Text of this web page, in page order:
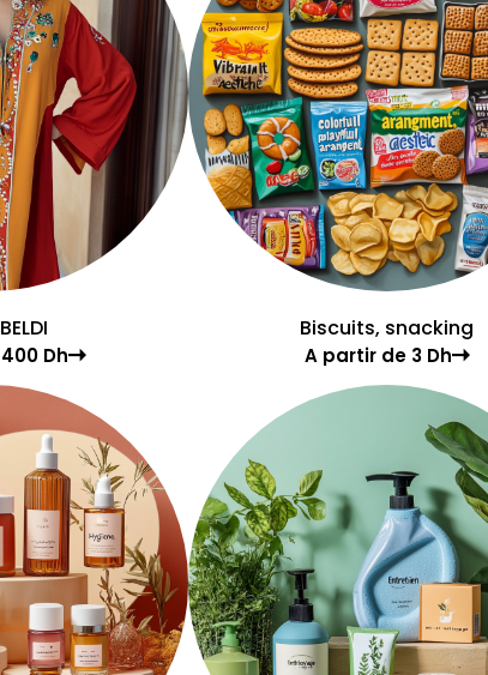
Dh
Biscuits, snacking
A partir de 3 Dh